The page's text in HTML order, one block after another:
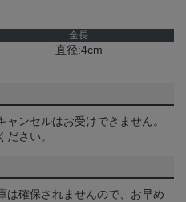
全長
直径:4cm
ンセルはお受けできません。
ださい。
は確保されませんので、お早め